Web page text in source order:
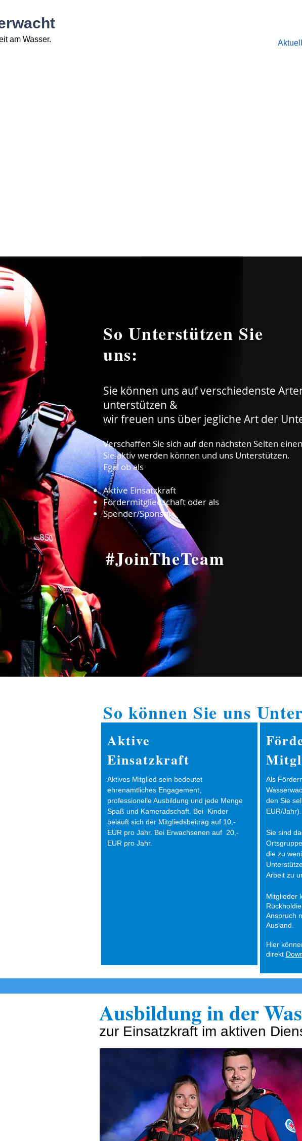
am Wasser.
So Unterstützen Sie
uns:
Sie können uns auf verschiedenste
unterstützen &
wir freuen uns über jegliche Art der
Verschaffen Sie sich auf den nächsten Seiten
Sie aktiv werden können und uns Unterstützen.
Egal ob als
Aktive Einsatzkraft
Fördermitgliedschaft oder als
Spender/Sponsor
#JoinTheTeam
So können Sie uns
Aktive
Einsatzkraft
Aktives Mitglied sein bedeutet
ehrenamtliches Engagement,
professionelle Ausbildung und jede Menge
Spaß und Kameradschaft. Bei Kinder
beläuft sich der Mitgliedsbeitrag auf 10,-
EUR pro Jahr. Bei Erwachsenen auf 20,-
EUR pro Jahr.
Als
den Sie
EUR/Jahr).
Sie sind
die zu
Arbeit zu
Mitglieder
Anspruch
Ausland.
Hier
direkt
Ausbildung in der
zur Einsatzkraft im aktiven